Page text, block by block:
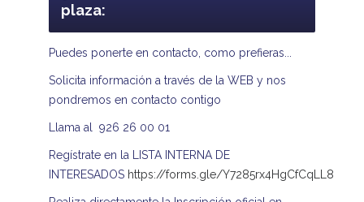
plaza:
Puedes ponerte en contacto, como prefieras...
Solicita información a través de la WEB y nos
pondremos en contacto contigo
Llama al 926 26 00 01
Regístrate en la LISTA INTERNA DE
INTERESADOS https://forms.gle/Y7285rx4HgCfCqLL8